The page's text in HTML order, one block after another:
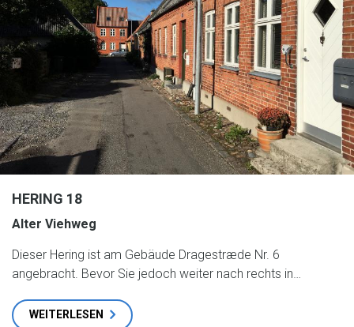
HERING 18
Alter Viehweg
Dieser Hering ist am Gebäude Dragestræde Nr. 6
angebracht. Bevor Sie jedoch weiter nach rechts in…
WEITERLESEN